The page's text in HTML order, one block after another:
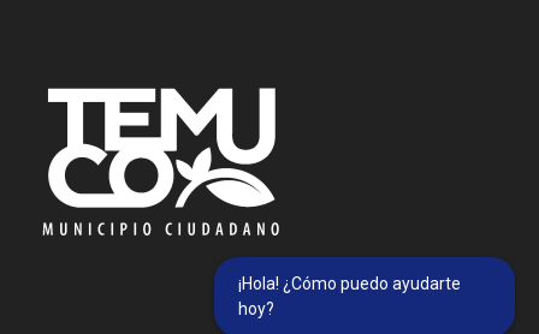
¡Hola! ¿Cómo puedo ayudarte
hoy?